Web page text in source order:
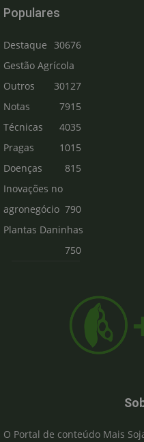
Populares
Destaque
30676
Gestão Agrícola
30127
Outros
7915
Notas
Técnicas
4035
Pragas
1015
Doenças
815
Inovações no
agronegócio 790
Plantas Daninhas
750
O Portal de conteúdo Mais